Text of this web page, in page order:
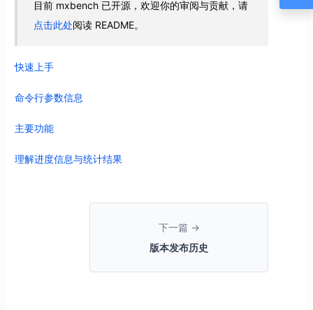
目前 mxbench 已开源，欢迎你的审阅与贡献，请
点击此处阅读 README。
快速上手
命令行参数信息
主要功能
理解进度信息与统计结果
下一篇 →
版本发布历史